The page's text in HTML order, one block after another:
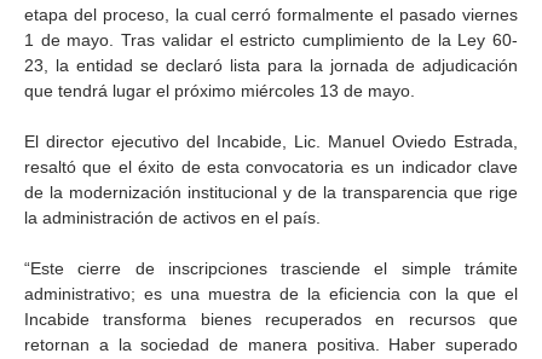
etapa del proceso, la cual cerró formalmente el pasado viernes
1 de mayo. Tras validar el estricto cumplimiento de la Ley 60-
23, la entidad se declaró lista para la jornada de adjudicación
que tendrá lugar el próximo miércoles 13 de mayo.
El director ejecutivo del Incabide, Lic. Manuel Oviedo Estrada,
resaltó que el éxito de esta convocatoria es un indicador clave
de la modernización institucional y de la transparencia que rige
la administración de activos en el país.
“Este cierre de inscripciones trasciende el simple trámite
administrativo; es una muestra de la eficiencia con la que el
Incabide transforma bienes recuperados en recursos que
retornan a la sociedad de manera positiva. Haber superado